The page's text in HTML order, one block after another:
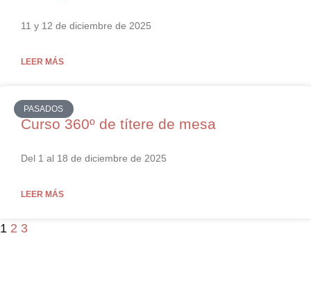
11 y 12 de diciembre de 2025
LEER MÁS
PASADOS
Curso 360º de títere de mesa
Del 1 al 18 de diciembre de 2025
LEER MÁS
1 2 3